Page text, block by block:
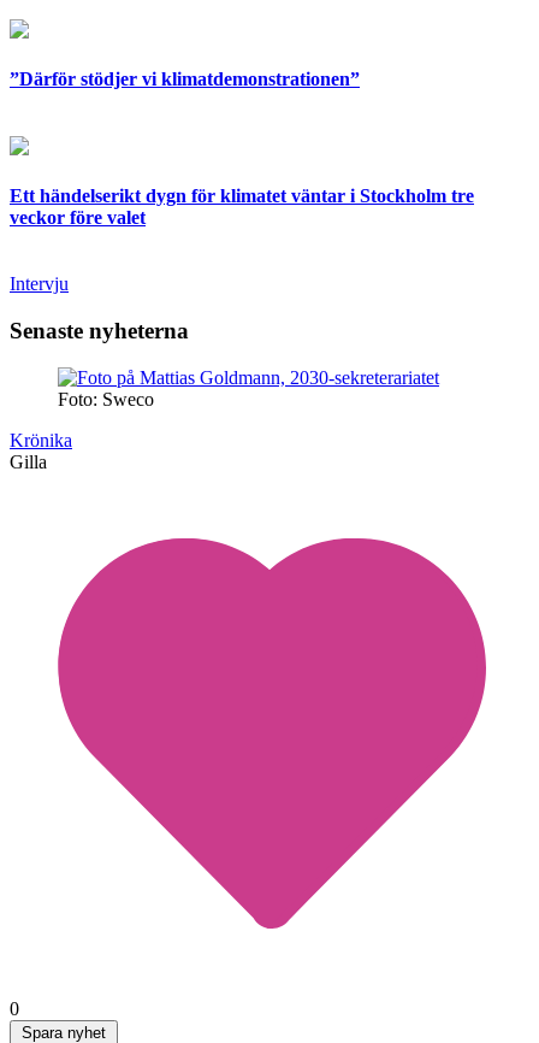
”Därför stödjer vi klimatdemonstrationen”
Ett händelserikt dygn för klimatet väntar i Stockholm tre
veckor före valet
Intervju
Senaste nyheterna
Foto: Sweco
Krönika
Gilla
0
Spara nyhet